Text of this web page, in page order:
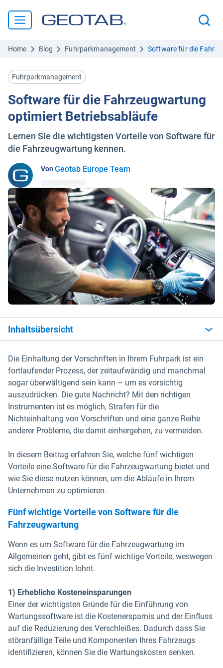
Home Blog Fuhrparkmanagement Software für die
Fuhrparkmanagement
Software für die Fahrzeugwartung
optimiert Betriebsabläufe
Lernen Sie die wichtigsten Vorteile von Software für
die Fahrzeugwartung kennen.
VonGeotab Europe Team
Inhaltsübersicht
Die Einhaltung der Vorschriften in Ihrem Fuhrpark ist ein
fortlaufender Prozess, der zeitaufwändig und manchmal
sogar überwältigend sein kann – um es vorsichtig
auszudrücken. Die gute Nachricht? Mit den richtigen
Instrumenten ist es möglich, Strafen für die
Nichteinhaltung von Vorschriften und eine ganze Reihe
anderer Probleme, die damit einhergehen, zu vermeiden.
In diesem Beitrag erfahren Sie, welche fünf wichtigen
Vorteile eine Software für die Fahrzeugwartung bietet und
wie Sie diese nutzen können, um die Abläufe in Ihrem
Unternehmen zu optimieren.
Fünf wichtige Vorteile von Software für die
Fahrzeugwartung
Wenn es um Software für die Fahrzeugwartung im
Allgemeinen geht, gibt es fünf wichtige Vorteile, weswegen
sich die Investition lohnt.
1) Erhebliche Kosteneinsparungen
Einer der wichtigsten Gründe für die Einführung von
Wartungssoftware ist die Kostenersparnis und der Einfluss
auf die Reduzierung des Verschleißes. Dadurch dass Sie
störanfällige Teile und Komponenten Ihres Fahrzeugs
identifizieren, können Sie die Wartungskosten senken.